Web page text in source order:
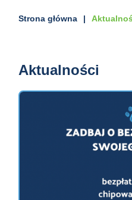
Strona główna
Aktualności